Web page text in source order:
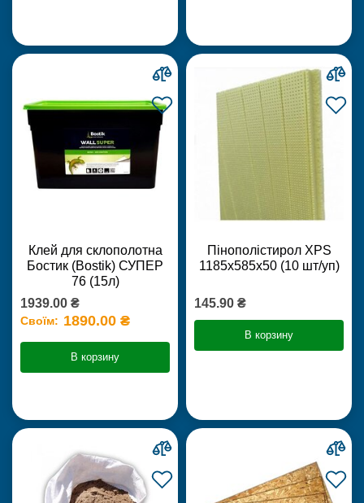
Клей для склополотна
Бостик (Bostik) СУПЕР
76 (15л)
1939.00 ₴
Своїм: 1890.00 ₴
В корзину
Пінополістирол XPS
1185х585х50 (10 шт/уп)
145.90 ₴
В корзину